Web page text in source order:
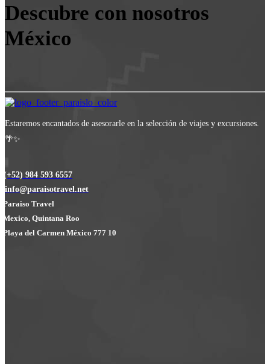
Descubre con nosotros
México
Estaremos encantados de asesorarle en la selección de viajes y excursiones.
🌴✨
(+52) 984 593 6557
info@paraisotravel.net
Paraiso Travel
Mexico, Quintana Roo
Playa del Carmen México 777 10